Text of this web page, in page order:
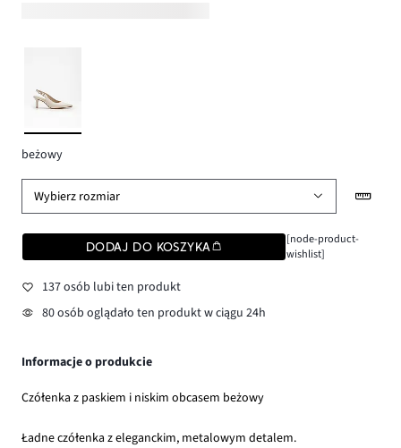
beżowy
Wybierz rozmiar
DODAJ DO KOSZYKA
[node-product-
wishlist]
137 osób lubi ten produkt
80 osób oglądało ten produkt w ciągu 24h
Informacje o produkcie
Czółenka z paskiem i niskim obcasem beżowy
Ładne czółenka z eleganckim, metalowym detalem.